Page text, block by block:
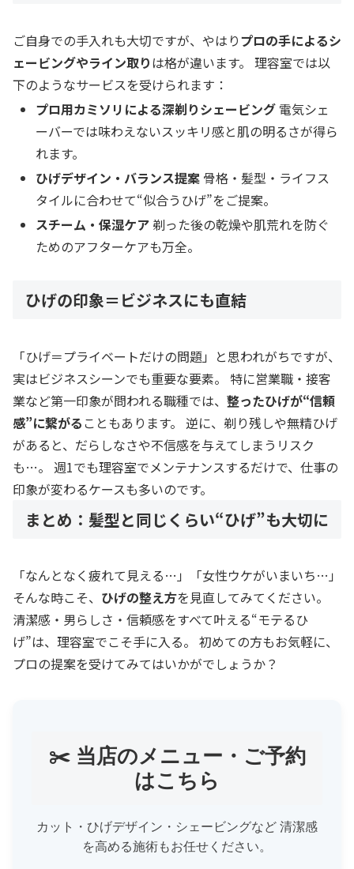
ご自身での手入れも大切ですが、やはりプロの手によるシ
ェービングやライン取りは格が違います。 理容室では以
下のようなサービスを受けられます：
プロ用カミソリによる深剃りシェービング 電気シェ
ーバーでは味わえないスッキリ感と肌の明るさが得ら
れます。
ひげデザイン・バランス提案 骨格・髪型・ライフス
タイルに合わせて“似合うひげ”をご提案。
スチーム・保湿ケア 剃った後の乾燥や肌荒れを防ぐ
ためのアフターケアも万全。
ひげの印象＝ビジネスにも直結
「ひげ＝プライベートだけの問題」と思われがちですが、
実はビジネスシーンでも重要な要素。 特に営業職・接客
業など第一印象が問われる職種では、 整ったひげが“信頼
感”に繋がる こともあります。 逆に、剃り残しや無精ひげ
があると、だらしなさや不信感を与えてしまうリスク
も…。 週1でも理容室でメンテナンスするだけで、仕事の
印象が変わるケースも多いのです。
まとめ：髪型と同じくらい“ひげ”も大切に
「なんとなく疲れて見える…」「女性ウケがいまいち…」
そんな時こそ、 ひげの整え方を見直してみてください。
清潔感・男らしさ・信頼感をすべて叶える“モテるひ
げ”は、理容室でこそ手に入る。 初めての方もお気軽に、
プロの提案を受けてみてはいかがでしょうか？
✂️ 当店のメニュー・ご予約
はこちら
カット・ひげデザイン・シェービングなど 清潔感
を高める施術もお任せください。